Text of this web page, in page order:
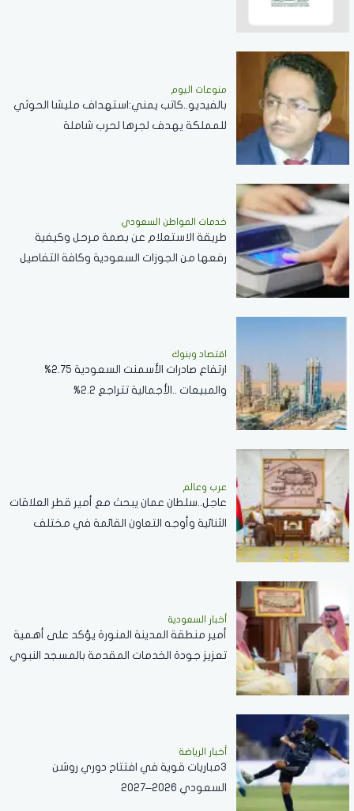
منوعات اليوم
بالفيديو..كاتب يمني:استهداف مليشا الحوثي
للمملكة يهدف لجرها لحرب شاملة
خدمات المواطن السعودي
طريقة الاستعلام عن بصمة مرحل وكيفية
رفعها من الجوزات السعودية وكافة التفاصيل
اقتصاد وبنوك
ارتفاع صادرات الأسمنت السعودية 2.75%
والمبيعات ..الأجمالية تتراجع 2.2%
عرب وعالم
عاجل..سلطان عمان يبحث مع أمير قطر العلاقات
الثنائية وأوجه التعاون القائمة في مختلف
أخبار السعودية
أمير منطقة المدينة المنورة يؤكد على أهمية
تعزيز جودة الخدمات المقدمة بالمسجد النبوي
أخبار الرياضة
3مباريات قوية في افتتاح دوري روشن
السعودي 2026–2027